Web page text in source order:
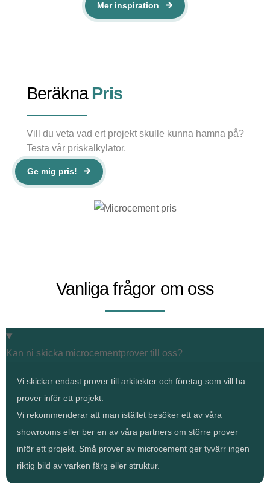
Mer inspiration
Beräkna Pris
Vill du veta vad ert projekt skulle kunna hamna på?
Testa vår priskalkylator.
Ge mig pris!
Vanliga frågor om oss
Kan ni skicka microcementprover till oss?
Vi skickar endast prover till arkitekter och företag som vill ha
prover inför ett projekt.
Vi rekommenderar att man istället besöker ett av våra
showrooms eller ber en av våra partners om större prover
inför ett projekt. Små prover av microcement ger tyvärr ingen
riktig bild av varken färg eller struktur.